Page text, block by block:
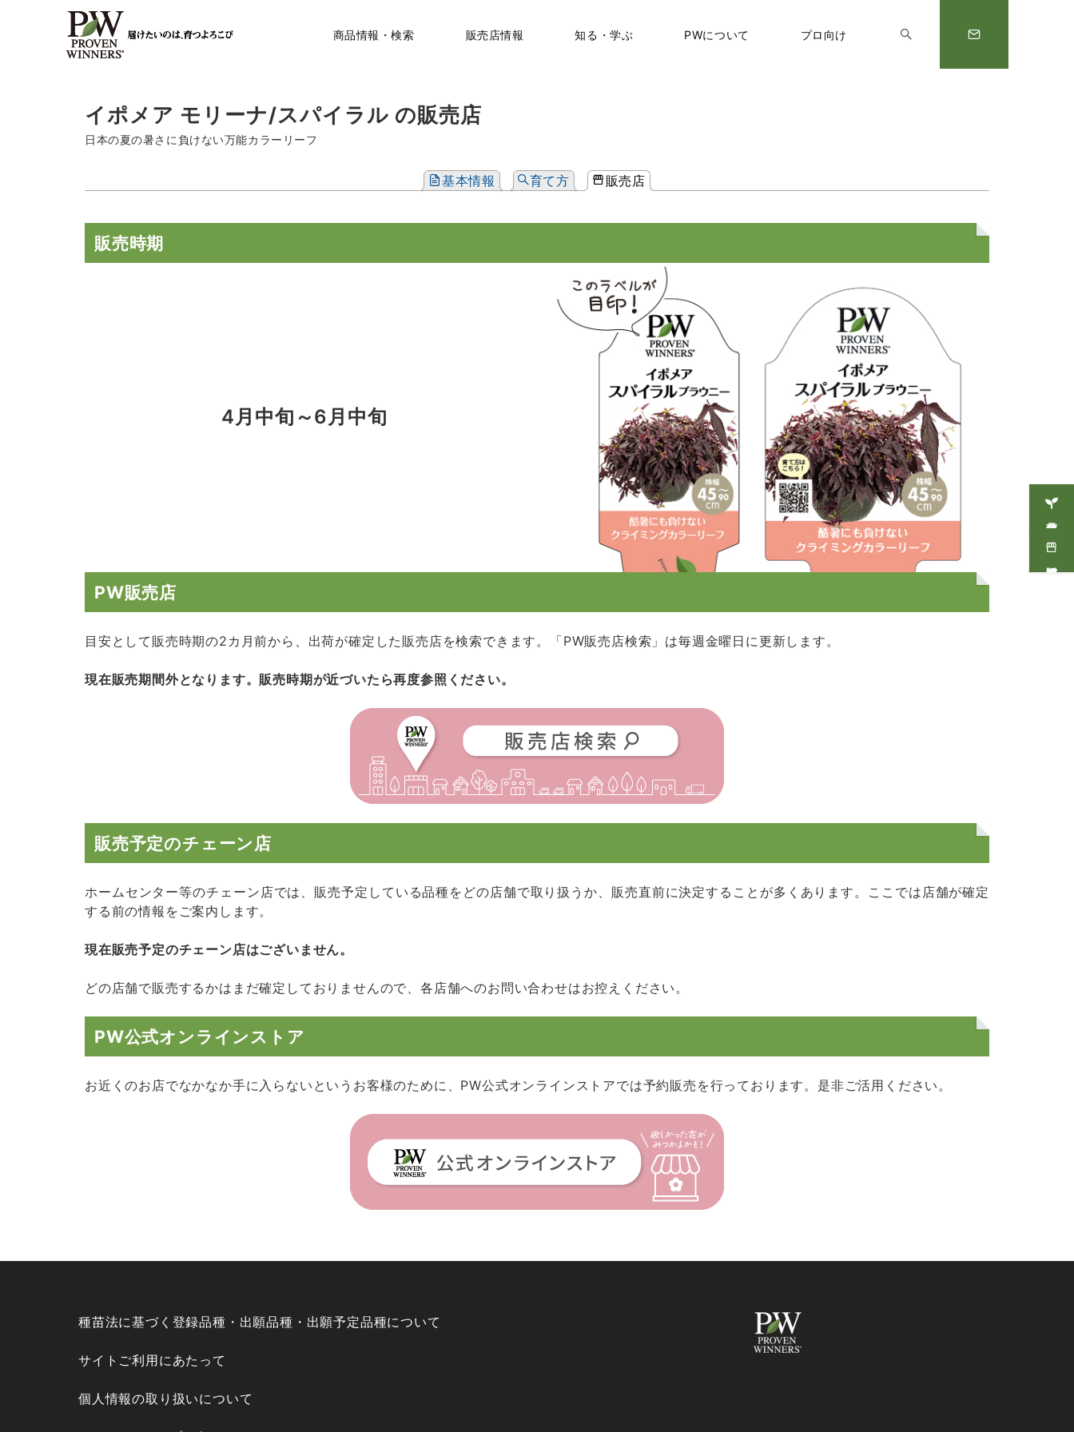
商品情報・検索 販売店情報 知る・学ぶ PWについて プロ向け
イポメア モリーナ/スパイラル の販売店
日本の夏の暑さに負けない万能カラーリーフ
基本情報 育て方 販売店
販売時期
4月中旬～6月中旬
PW販売店
目安として販売時期の2カ月前から、出荷が確定した販売店を検索できます。「PW販売店検索」は毎週金曜日に更新します。
現在販売期間外となります。販売時期が近づいたら再度参照ください。
販売予定のチェーン店
ホームセンター等のチェーン店では、販売予定している品種をどの店舗で取り扱うか、販売直前に決定することが多くあります。ここでは店舗が確定
する前の情報をご案内します。
現在販売予定のチェーン店はございません。
どの店舗で販売するかはまだ確定しておりませんので、各店舗へのお問い合わせはお控えください。
PW公式オンラインストア
お近くのお店でなかなか手に入らないというお客様のために、PW公式オンラインストアでは予約販売を行っております。是非ご活用ください。
種苗法に基づく登録品種・出願品種・出願予定品種について
サイトご利用にあたって
個人情報の取り扱いについて